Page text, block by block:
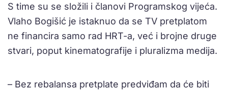
S time su se složili i članovi Programskog vijeća.
Vlaho Bogišić je istaknuo da se TV pretplatom
ne financira samo rad HRT-a, već i brojne druge
stvari, poput kinematografije i pluralizma medija.
– Bez rebalansa pretplate predviđam da će biti